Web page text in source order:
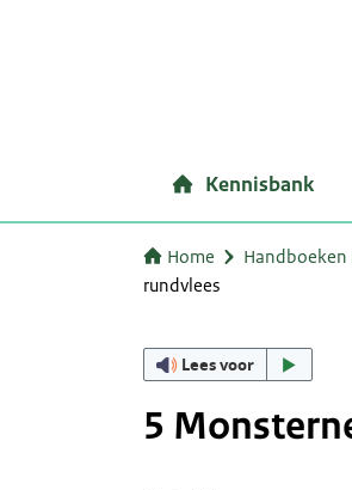
Kennisbank
Home Handboeken
rundvlees
Lees voor
5